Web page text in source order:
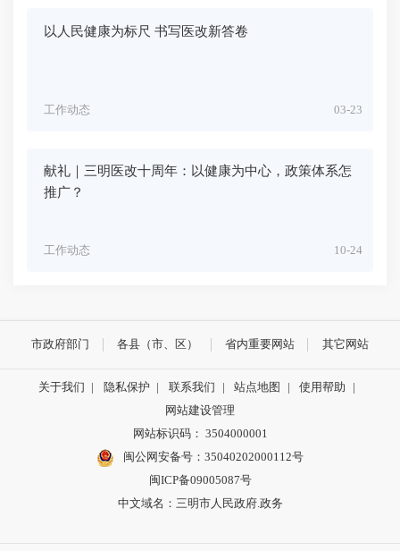
以人民健康为标尺 书写医改新答卷
03-23
工作动态
献礼｜三明医改十周年：以健康为中心，政策体系怎
推广？
10-24
工作动态
市政府部门 各县（市、区） 省内重要网站 其它网站
关于我们 | 隐私保护 | 联系我们 | 站点地图 | 使用帮助
|
网站建设管理
网站标识码： 3504000001
闽公网安备号：35040202000112号
闽ICP备09005087号
中文域名：三明市人民政府.政务